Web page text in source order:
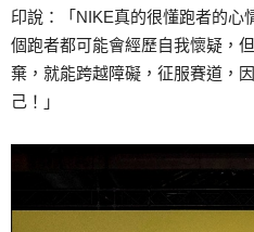
印說：「NIKE真的很懂跑者的心
個跑者都可能會經歷自我懷疑，
棄，就能跨越障礙，征服賽道，
己！」